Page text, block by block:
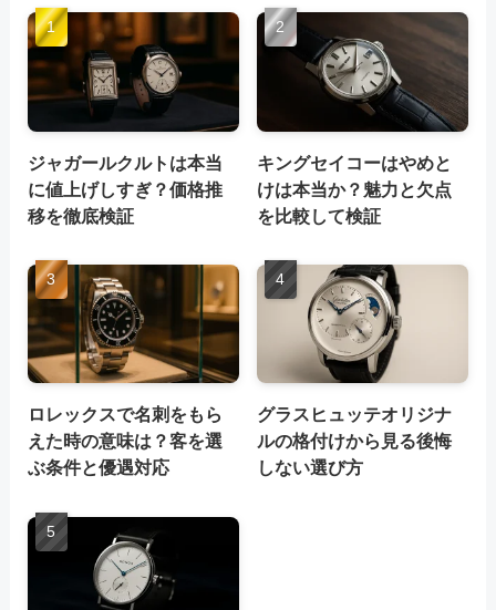
ジャガールクルトは本当
に値上げしすぎ？価格推
移を徹底検証
キングセイコーはやめと
けは本当か？魅力と欠点
を比較して検証
ロレックスで名刺をもら
えた時の意味は？客を選
ぶ条件と優遇対応
グラスヒュッテオリジナ
ルの格付けから見る後悔
しない選び方